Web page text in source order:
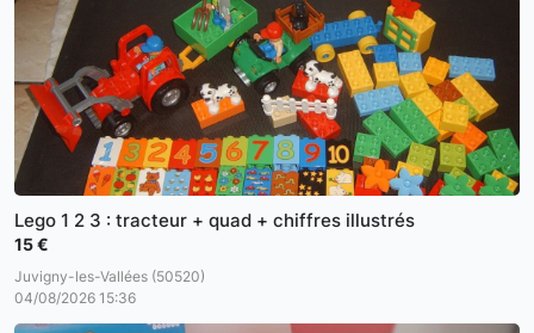
Lego 1 2 3 : tracteur + quad + chiffres illustrés
15 €
Juvigny-les-Vallées (50520)
04/08/2026 15:36